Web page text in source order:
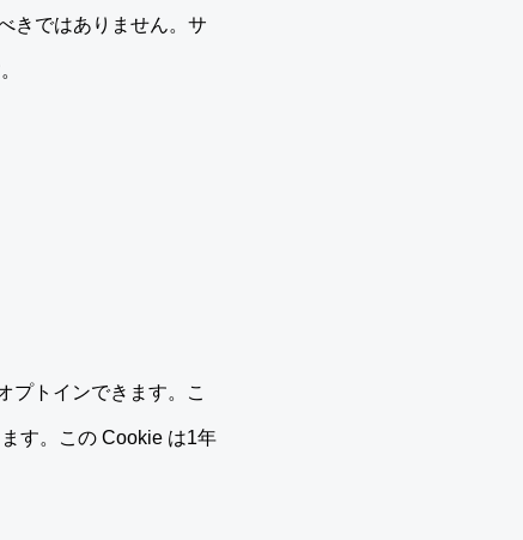
きではありません。サ
プトインできます。こ
す。この Cookie は1年